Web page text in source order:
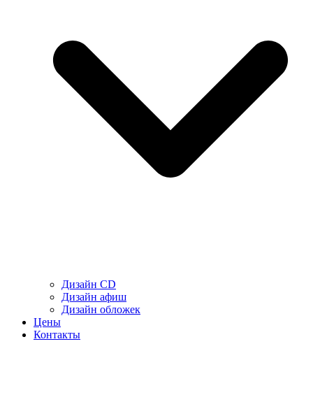
Дизайн CD
Дизайн афиш
Дизайн обложек
Цены
Контакты